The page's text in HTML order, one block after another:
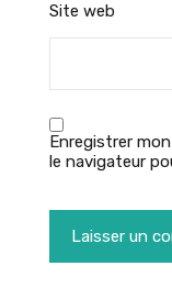
Site web
Enregistrer
le navigateur